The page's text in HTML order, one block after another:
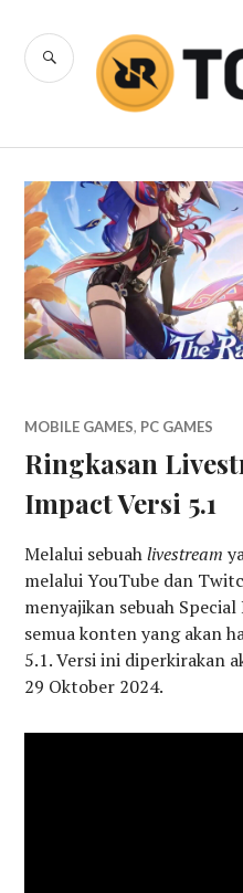
content
SEARCH
MOBILE GAMES, PC GAMES
Ringkasan
Impact Versi 5.1
Melalui sebuahlivestream
melalui YouTube dan
menyajikan sebuah
semua konten yang akan
5.1. Versi ini diperkirakan
29 Oktober 2024.